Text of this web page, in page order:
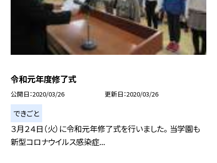
令和元年度修了式
公開日 2020/03/26 更新日 2020/03/26
できごと
３月２４日（火）に令和元年修了式を行いました。 当学園も
新型コロナウイルス感染症...